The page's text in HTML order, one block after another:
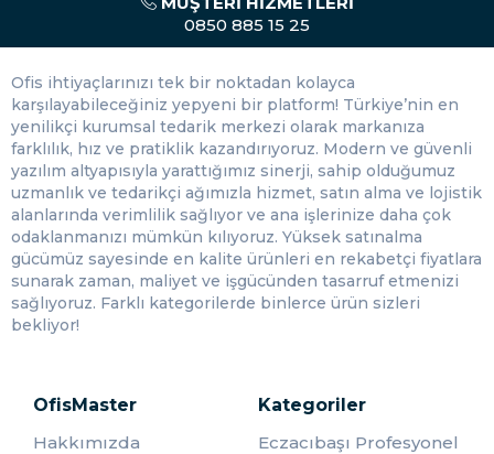
kalem çeşidi genellikle okul dışında kullanılmaktadır. Diğer
kalemlerde kullanılan mürekkep çeşitleri kaygan
Bu kalem çeşidi aynı zamanda suya do dayanaklıdır. Yani
su ile teması bulunan yüzeylere yapacağınız
işaretlemelerde kesinlikle bu çeşidi kullanmayı tercih
etmeniz doğru olacaktır.
Aynı zamanda deri üzerine işaretleme de yapabilirsiniz.
Birçok kalem bu tarz işlemlerde kullanılmamaktadır.
Fakat belirttiğimiz gibi bütün kalemlerin kendisine özel
üretilme amaçları bulunmaktadır. Bu kalem çeşidinde
oldukça geniş marka skalası bulunmaktadır. Yani son
derece farklı türlerine rastlayabilirsiniz. Bu türlerden
dilediğinizi seçip satın alabilirsiniz.
ise genellikle naylon veya plastik yüzeylere yazı yazmak
amacıyla kullanılmaktadır.
0850 885 15 25
Ofis ihtiyaçlarınızı tek bir noktadan kolayca
karşılayabileceğiniz yepyeni bir platform! Türkiye’nin en
yenilikçi kurumsal tedarik merkezi olarak markanıza
farklılık, hız ve pratiklik kazandırıyoruz. Modern ve güvenli
yazılım altyapısıyla yarattığımız sinerji, sahip olduğumuz
uzmanlık ve tedarikçi ağımızla hizmet, satın alma ve lojistik
alanlarında verimlilik sağlıyor ve ana işlerinize daha çok
odaklanmanızı mümkün kılıyoruz. Yüksek satınalma
gücümüz sayesinde en kalite ürünleri en rekabetçi fiyatlara
sunarak zaman, maliyet ve işgücünden tasarruf etmenizi
sağlıyoruz. Farklı kategorilerde binlerce ürün sizleri
bekliyor!
OfisMaster
Hakkımızda
Kategoriler
Eczacıbaşı Profesyonel